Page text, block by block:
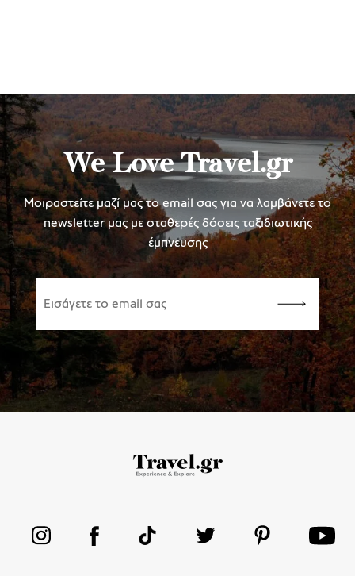
We Love Travel.gr
Μοιραστείτε μαζί μας το email σας για να λαμβάνετε το
newsletter μας με σταθερές δόσεις ταξιδιωτικής
έμπνευσης